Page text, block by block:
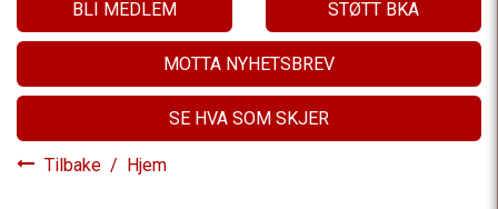
BLI MEDLEM STØTT BKA
MOTTA NYHETSBREV
SE HVA SOM SKJER
Tilbake / Hjem